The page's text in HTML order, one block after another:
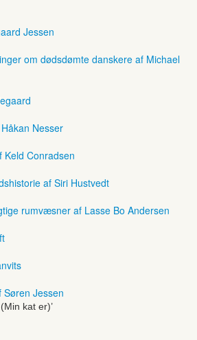
Jessen
om dødsdømte danskere af Michael
Nesser
Keld Conradsen
af Siri Hustvedt
rumvæsner af Lasse Bo Andersen
Søren Jessen
kat er)’